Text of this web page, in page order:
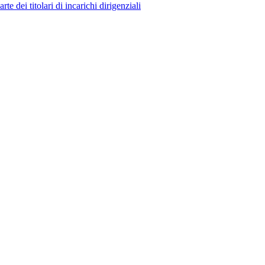
dei titolari di incarichi dirigenziali